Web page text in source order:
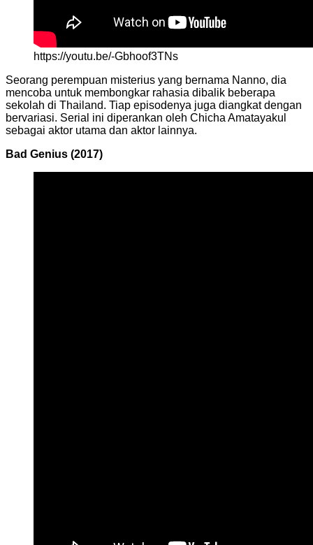
https://youtu.be/-Gbhoof3TNs
Seorang perempuan misterius yang bernama Nanno, dia
mencoba untuk membongkar rahasia dibalik beberapa
sekolah di Thailand. Tiap episodenya juga diangkat dengan
bervariasi. Serial ini diperankan oleh Chicha Amatayakul
sebagai aktor utama dan aktor lainnya.
Bad Genius (2017)